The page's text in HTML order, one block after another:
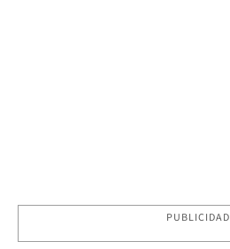
PUBLICIDAD